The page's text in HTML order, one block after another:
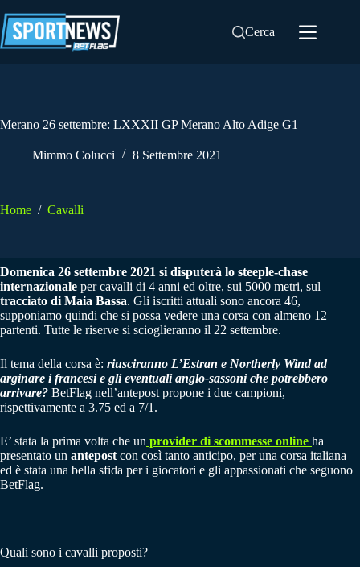
al
contenuto
Cerca
Merano 26 settembre: LXXXII GP Merano Alto Adige G1
Mimmo Colucci 8 Settembre 2021
Home / Cavalli
Domenica 26 settembre 2021 si disputerà lo steeple-chase
internazionale per cavalli di 4 anni ed oltre, sui 5000 metri, sul
tracciato di Maia Bassa. Gli iscritti attuali sono ancora 46,
supponiamo quindi che si possa vedere una corsa con almeno 12
partenti. Tutte le riserve si scioglieranno il 22 settembre.
Il tema della corsa è: riusciranno L’Estran e Northerly Wind ad
arginare i francesi e gli eventuali anglo-sassoni che potrebbero
arrivare? BetFlag nell’antepost propone i due campioni,
rispettivamente a 3.75 ed a 7/1.
E’ stata la prima volta che un provider di scommesse online ha
presentato un antepost con così tanto anticipo, per una corsa italiana
ed è stata una bella sfida per i giocatori e gli appassionati che seguono
BetFlag.
Quali sono i cavalli proposti?